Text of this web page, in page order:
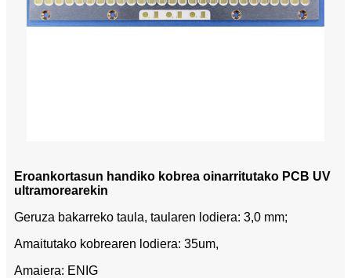
Eroankortasun handiko kobrea oinarritutako PCB UV
ultramorearekin
Geruza bakarreko taula, taularen lodiera: 3,0 mm;
Amaitutako kobrearen lodiera: 35um,
Amaiera: ENIG